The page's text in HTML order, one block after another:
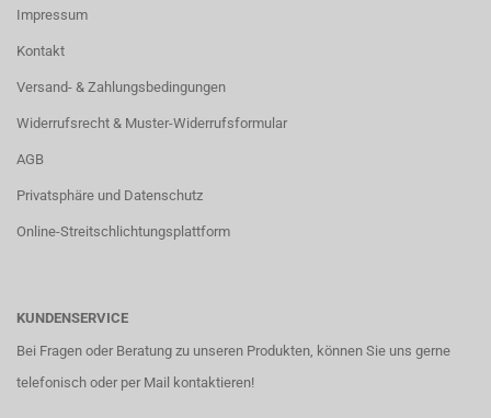
Impressum
Kontakt
Versand- & Zahlungsbedingungen
Widerrufsrecht & Muster-Widerrufsformular
AGB
Privatsphäre und Datenschutz
Online-Streitschlichtungsplattform
KUNDENSERVICE
Bei Fragen oder Beratung zu unseren Produkten, können Sie uns gerne
telefonisch oder per Mail kontaktieren!